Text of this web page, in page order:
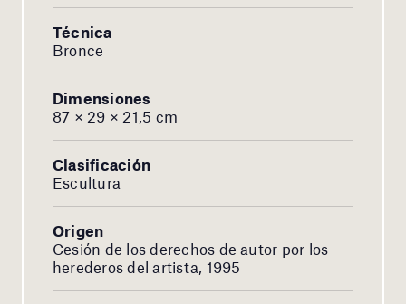
Técnica
Bronce
Dimensiones
87 × 29 × 21,5 cm
Clasificación
Escultura
Origen
Cesión de los derechos de autor por los
herederos del artista, 1995